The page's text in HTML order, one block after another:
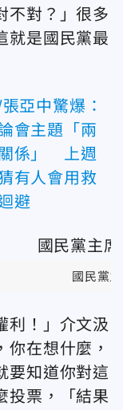
不對？」很多
就是國民黨最
亞中驚爆：
會主題「兩
係」 上週
有人會用救
避
國民黨
利！」介文汲
在想什麼，
要知道你對這
投票，「結果